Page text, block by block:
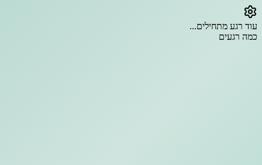
עוד רגע מתחילים...
כמה רגעים